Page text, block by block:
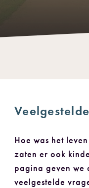
Hoe was het
zaten er ook
pagina geven we
veelgestelde